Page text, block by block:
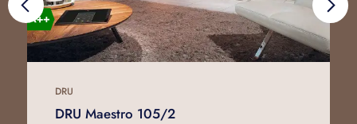
DRU
DRU Maestro 105/2